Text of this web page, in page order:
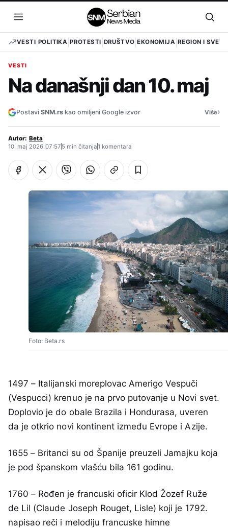
sadržaj
Otvori
meni
VESTI POLITIKA PROTESTI DRUŠTVO EKONOMIJA REGION I SVET
VESTI
Na današnji dan 10. maj
Postavi SNM.rs kao omiljeni Google izvor Više›
Autor: Beta
10. maj 2026.07:57 5 min čitanja1 komentara
Foto: Beta.rs
1497 – Italijanski moreplovac Amerigo Vespuči
(Vespucci) krenuo je na prvo putovanje u Novi svet.
Doplovio je do obale Brazila i Hondurasa, uveren
da je otkrio novi kontinent između Evrope i Azije.
1655 – Britanci su od Španije preuzeli Jamajku koja
je pod španskom vlašću bila 161 godinu.
1760 – Rođen je francuski oficir Klod Žozef Ruže
de Lil (Claude Joseph Rouget, Lisle) koji je 1792.
napisao reči i melodiju francuske himne